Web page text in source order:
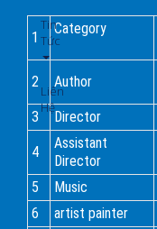
Tin
Tức
Liên
Hệ
1
Category
2 Author
3 Director
4
Assistant
Director
5
Music
6
artist painter